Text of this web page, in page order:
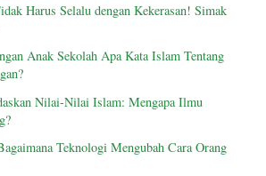
Harus Selalu dengan Kekerasan! Simak
Anak Sekolah Apa Kata Islam Tentang
Nilai-Nilai Islam: Mengapa Ilmu
Teknologi Mengubah Cara Orang